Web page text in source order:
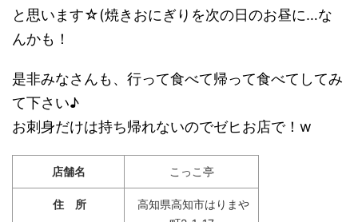
と思います☆(焼きおにぎりを次の日のお昼に…な
んかも！
是非みなさんも、行って食べて帰って食べてしてみ
て下さい♪
お刺身だけは持ち帰れないのでゼヒお店で！w
店舗名 こっこ亭
住 所
高知県高知市はりまや